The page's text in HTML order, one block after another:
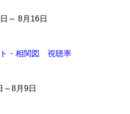
～ 8月16日
ト・相関図 視聴率
8月9日